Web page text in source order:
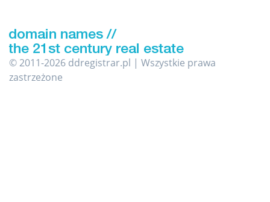
© 2011-2026 ddregistrar.pl | Wszystkie prawa
zastrzeżone